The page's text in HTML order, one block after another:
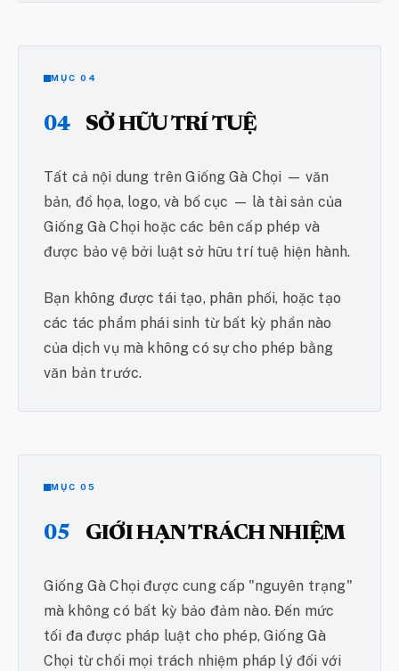
MỤC 04
04 SỞ HỮU TRÍ TUỆ
Tất cả nội dung trên Giống Gà Chọi — văn
bản, đồ họa, logo, và bố cục — là tài sản của
Giống Gà Chọi hoặc các bên cấp phép và
được bảo vệ bởi luật sở hữu trí tuệ hiện hành.
Bạn không được tái tạo, phân phối, hoặc tạo
các tác phẩm phái sinh từ bất kỳ phần nào
của dịch vụ mà không có sự cho phép bằng
văn bản trước.
MỤC 05
05 GIỚI HẠN TRÁCH NHIỆM
Giống Gà Chọi được cung cấp "nguyên trạng"
mà không có bất kỳ bảo đảm nào. Đến mức
tối đa được pháp luật cho phép, Giống Gà
Chọi từ chối mọi trách nhiệm pháp lý đối với